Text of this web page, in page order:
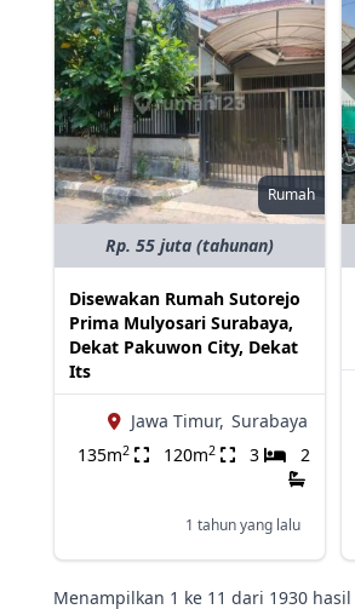
Rumah
Rp. 55 juta (tahunan)
Disewakan Rumah Sutorejo
Prima Mulyosari Surabaya,
Dekat Pakuwon City, Dekat
Its
Jawa Timur, Surabaya
135m2 120m2 3 2
1 tahun yang lalu
Menampilkan 1 ke 11 dari 1930 hasil